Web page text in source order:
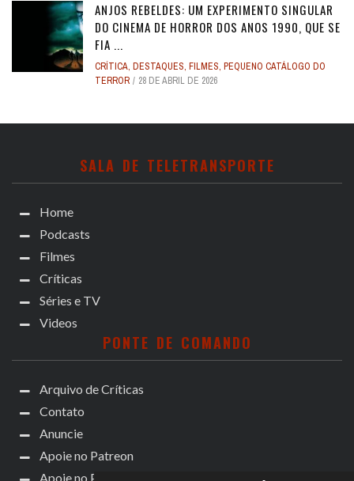
ANJOS REBELDES: UM EXPERIMENTO SINGULAR
DO CINEMA DE HORROR DOS ANOS 1990, QUE SE
FIA ...
CRÍTICA, DESTAQUES, FILMES, PEQUENO CATÁLOGO DO
TERROR
28 DE ABRIL DE 2026
SALA DE TELETRANSPORTE
Home
Podcasts
Filmes
Críticas
Séries e TV
Videos
PONTE DE COMANDO
Arquivo de Críticas
Contato
Anuncie
Apoie no Patreon
Apoie no Padrim!